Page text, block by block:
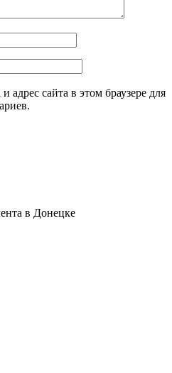
адрес сайта в этом браузере для
в Донецке